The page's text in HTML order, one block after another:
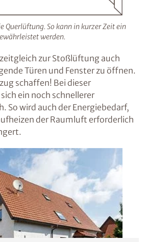
Querlüftung. So kann in kurzer Zeit ein
werden.
zur Stoßlüftung auch
Türen und Fenster zu öffnen.
schaffen! Bei dieser
ein noch schnellerer
So wird auch der Energiebedarf,
der Raumluft erforderlich